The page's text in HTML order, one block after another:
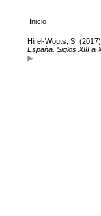
Inicio
Hirel-Wouts, S.
España. Siglos XIII a